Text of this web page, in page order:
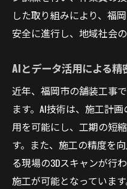
した取り組みにより、福
安全に進行し、地域社会
AIとデータ活用による精
近年、福岡市の舗装工事
ます。AI技術は、施工計
用を可能にし、工期の短
す。また、施工の精度を
る現場の3Dスキャンが行
施工が可能となっていま